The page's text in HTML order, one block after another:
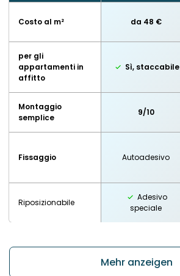
Costo al m² da 48 €
per gli
appartamenti in
affitto
Sì, staccabile
Montaggio
semplice
9/10
Fissaggio Autoadesivo
Riposizionabile
Adesivo
speciale
Mehr anzeigen